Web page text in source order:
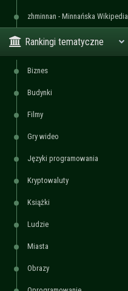
zhminnan - Minnańska Wikipedia
Rankingi tematyczne
Biznes
Budynki
Filmy
Gry wideo
Języki programowania
Kryptowaluty
Książki
Ludzie
Miasta
Obrazy